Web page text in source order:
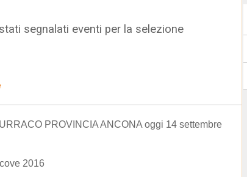
segnalati eventi per la selezione
PROVINCIA ANCONA oggi 14 settembre
2016